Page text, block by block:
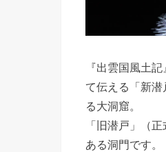
『出雲国風土
て伝える「新
る大洞窟。
「旧潜戸」（
ある洞門です。